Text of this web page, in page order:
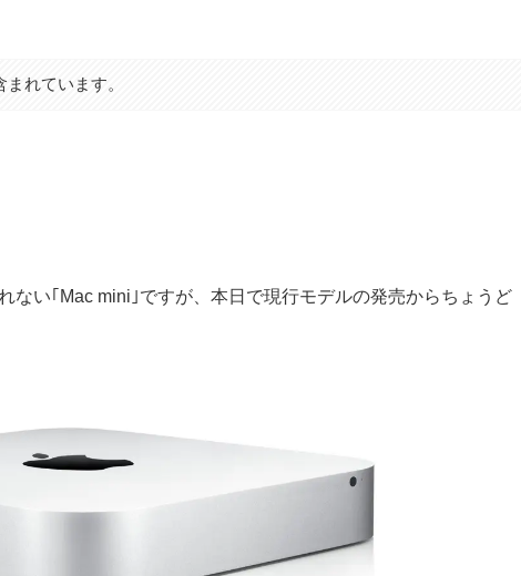
れています。
ない｢Mac mini｣ですが、本日で現行モデルの発売からちょうど